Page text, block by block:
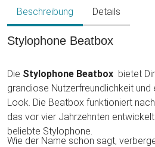
Beschreibung Details
Stylophone Beatbox
Die Stylophone Beatbox bietet Dir coole
grandiose Nutzerfreundlichkeit und
Look. Die Beatbox funktioniert nach dem gleichen Prinzip wie
das vor vier Jahrzehnten entwickelte und immer noch
beliebte Stylophone.
Wie der Name schon sagt,